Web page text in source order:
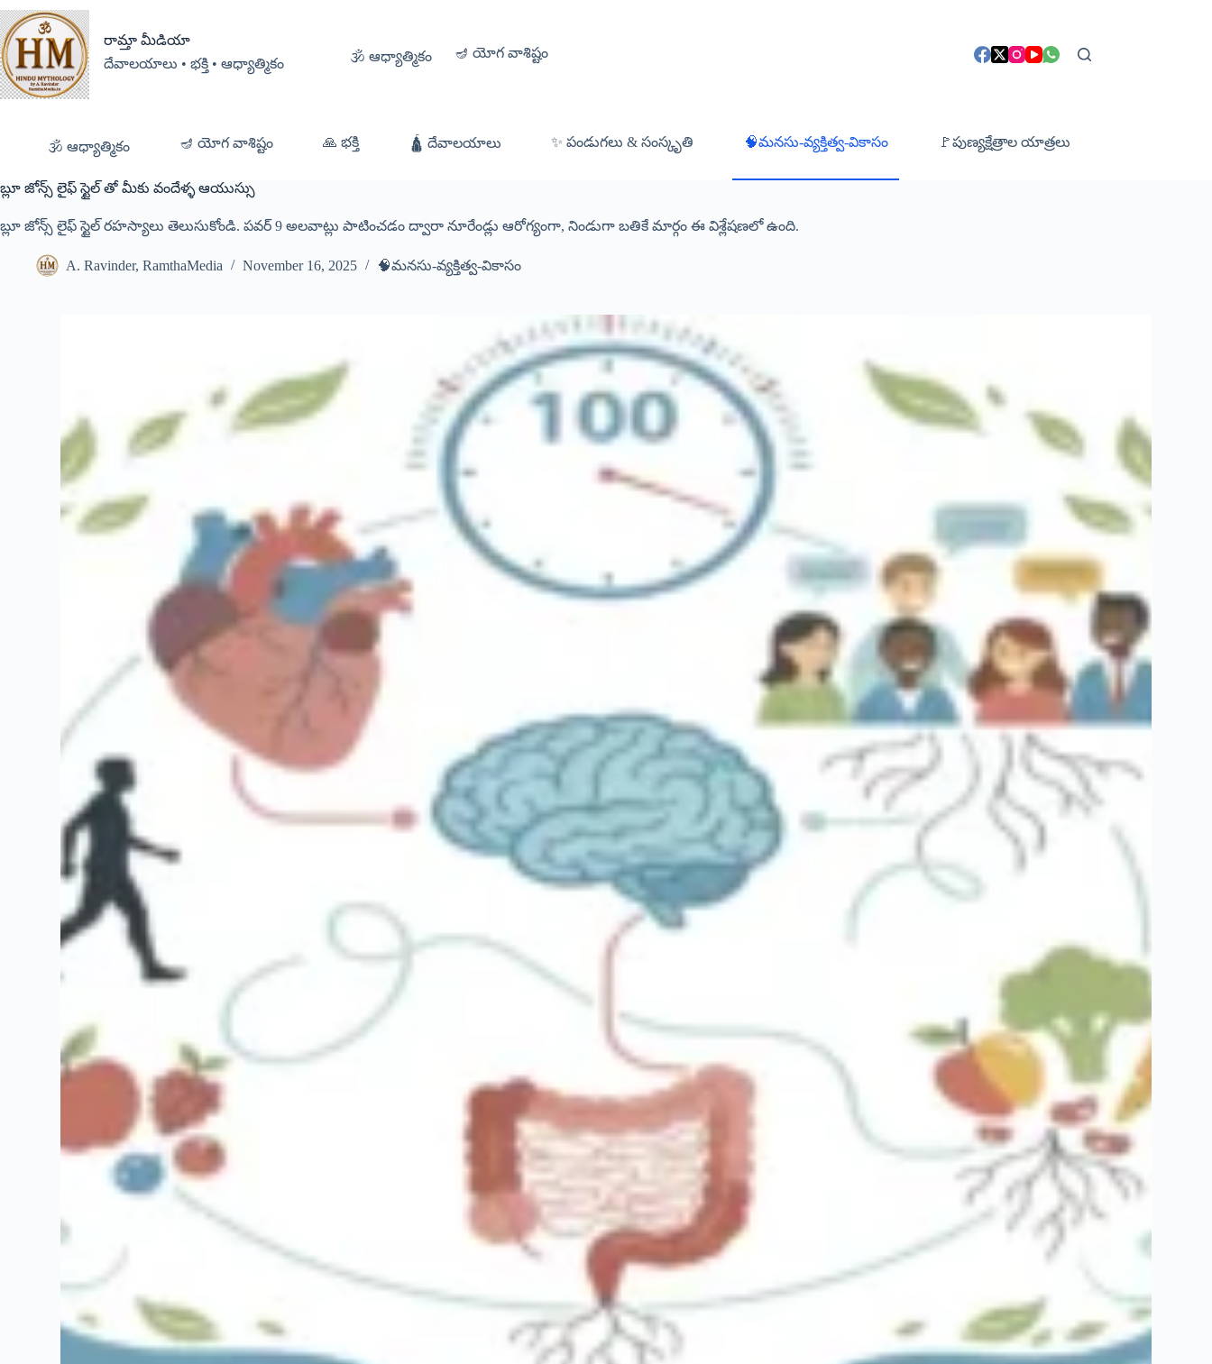
రామ్తా మీడియా
దేవాలయాలు • భక్తి • ఆధ్యాత్మికం
🕉️ ఆధ్యాత్మికం 🪔 యోగ వాశిష్టం
🕉️ ఆధ్యాత్మికం 🪔 యోగ వాశిష్టం 🙏 భక్తి 🛕 దేవాలయాలు ✨ పండుగలు & సంస్కృతి 🧠మనసు-వ్యక్తిత్వ-వికాసం 🚩పుణ్యక్షేత్రాల యాత్రలు
బ్లూ జోన్స్ లైఫ్ స్టైల్ తో మీకు వందేళ్ళ ఆయుస్సు
బ్లూ జోన్స్ లైఫ్ స్టైల్ రహస్యాలు తెలుసుకోండి. పవర్ 9 అలవాట్లు పాటించడం ద్వారా నూరేండ్లు ఆరోగ్యంగా, నిండుగా బతికే మార్గం ఈ విశ్లేషణలో ఉంది.
A. Ravinder, RamthaMedia November 16, 2025 🧠మనసు-వ్యక్తిత్వ-వికాసం